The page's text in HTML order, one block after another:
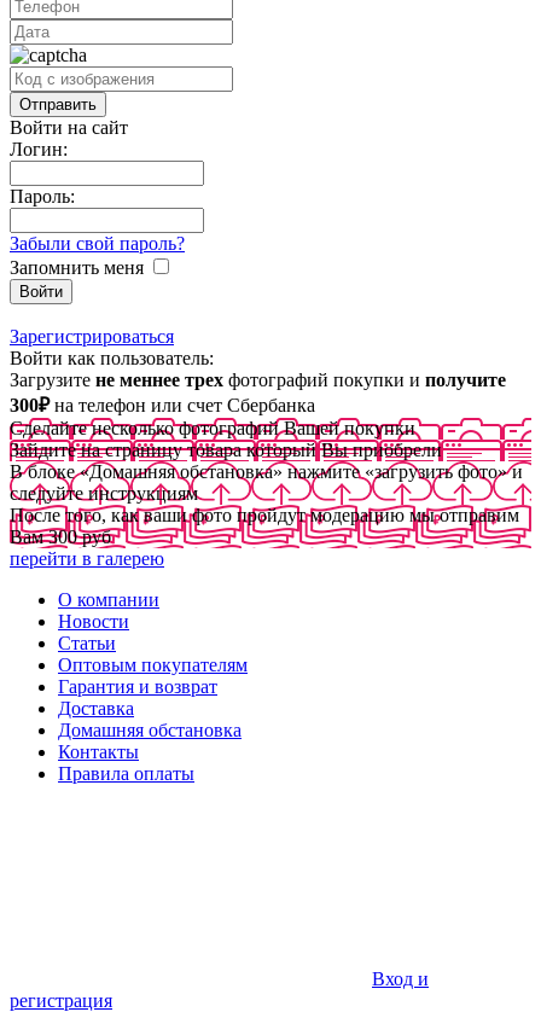
Войти на сайт
Логин:
Пароль:
Забыли свой пароль?
Запомнить меня
Зарегистрироваться
Войти как пользователь:
Загрузите не меннее трех фотографий покупки и получите
300₽на телефон или счет Сбербанка
Сделайте несколько фотографий Вашей покупки
Зайдите на страницу товара который Вы приобрели
В блоке «Домашняя обстановка» нажмите «загрузить фото» и
следуйте инструкциям
После того, как ваши фото пройдут модерацию мы отправим
Вам 300 руб
перейти в галерею
О компании
Новости
Статьи
Оптовым покупателям
Гарантия и возврат
Доставка
Домашняя обстановка
Контакты
Правила оплаты
Вход и
регистрация